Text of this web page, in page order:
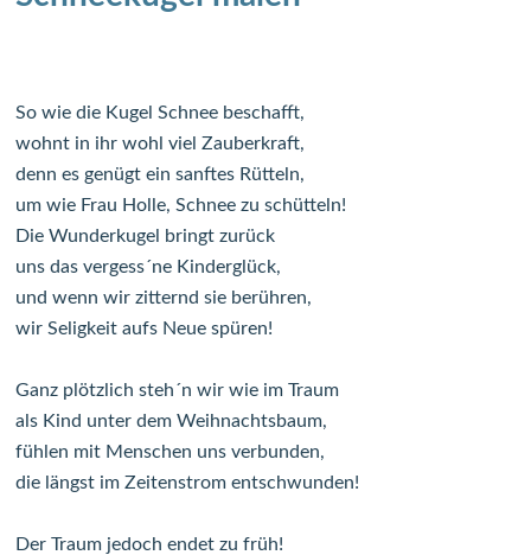
So wie die Kugel Schnee beschafft,
wohnt in ihr wohl viel Zauberkraft,
denn es genügt ein sanftes Rütteln,
um wie Frau Holle, Schnee zu schütteln!
Die Wunderkugel bringt zurück
uns das vergess´ne Kinderglück,
und wenn wir zitternd sie berühren,
wir Seligkeit aufs Neue spüren!
Ganz plötzlich steh´n wir wie im Traum
als Kind unter dem Weihnachtsbaum,
fühlen mit Menschen uns verbunden,
die längst im Zeitenstrom entschwunden!
Der Traum jedoch endet zu früh!